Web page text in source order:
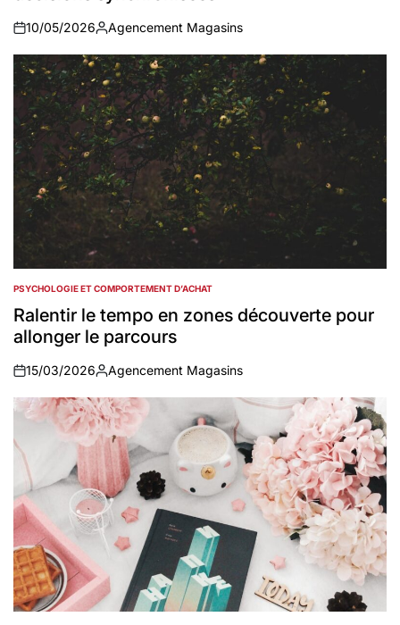
on
10/05/2026
Auteur
Agencement Magasins
POSTED
IN
PSYCHOLOGIE ET COMPORTEMENT D’ACHAT
Ralentir le tempo en zones découverte pour
allonger le parcours
on
15/03/2026
Auteur
Agencement Magasins